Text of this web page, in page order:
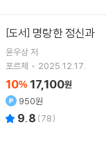
[도서] 명랑한 정신과
윤우상저
포르체
2025.12.17.
10% 17,100원
950원
9.8 (78)